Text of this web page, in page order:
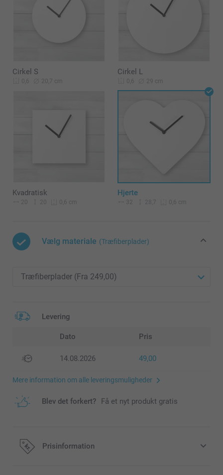
Cirkel S
0,6 20,7 cm
Cirkel L
0,6 29 cm
Kvadratisk
20 20 0,6 cm
Hjerte
32 28,7 0,6 cm
Vælg materiale (Træfiberplader)
Levering
Dato Pris
14.08.2026 49,00
Mere information om alle leveringsmuligheder
Blev det forkert? Få et nyt produkt gratis
Prisinformation